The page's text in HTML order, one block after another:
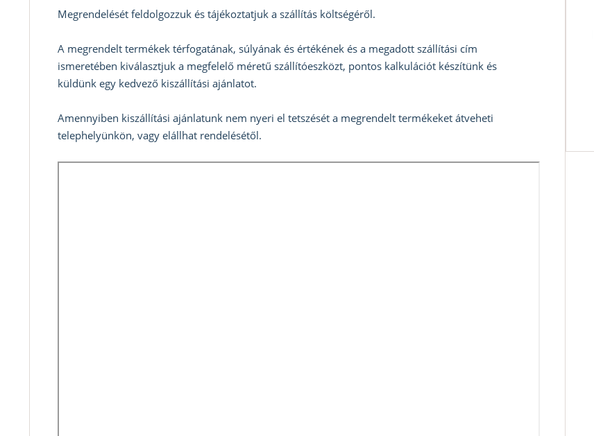
Megrendelését feldolgozzuk és tájékoztatjuk a szállítás költségéről.
A megrendelt termékek térfogatának, súlyának és értékének és a megadott szállítási cím
ismeretében kiválasztjuk a megfelelő méretű szállítóeszközt, pontos kalkulációt készítünk és
küldünk egy kedvező kiszállítási ajánlatot.
Amennyiben kiszállítási ajánlatunk nem nyeri el tetszését a megrendelt termékeket átveheti
telephelyünkön, vagy elállhat rendelésétől.